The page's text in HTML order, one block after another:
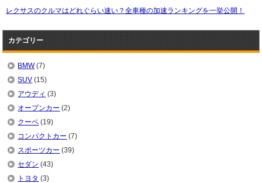
レクサスのクルマはどれぐらい速い？全車種の加速ランキングを一挙公開！
カテゴリー
BMW(7)
SUV (15)
アウディ (3)
オープンカー (2)
クーペ (19)
コンパクトカー (7)
スポーツカー (39)
セダン (43)
トヨタ (3)